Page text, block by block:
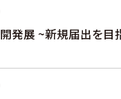
発展 ~新規届出を目